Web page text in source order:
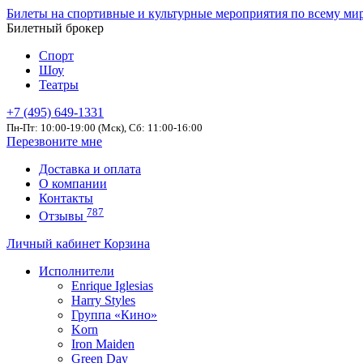
Билеты на спортивные и культурные мероприятия по всему
Билетный брокер
Спорт
Шоу
Театры
+7 (495) 649-1331
Пн-Пт: 10:00-19:00 (Мск), Сб: 11:00-16:00
Перезвоните мне
Доставка и оплата
О компании
Контакты
Отзывы 787
Личный кабинет Корзина
Исполнители
Enrique Iglesias
Harry Styles
Группа «Кино»
Korn
Iron Maiden
Green Day